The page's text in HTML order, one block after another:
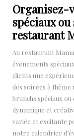
Organisez-
spéciaux
restaurant
Au restaurant
événements
clients une
des soirées à thème
brunchs spéciaux
dynamique et
variée et excitante
notre calendrier